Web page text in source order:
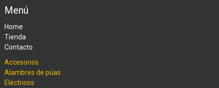
Menú
Home
Tienda
Contacto
Accesorios
Alambres de púas
Eléctricos